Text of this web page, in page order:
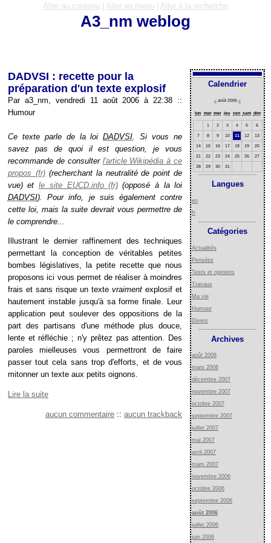
Aller au contenu Aller au menu Aller à la recherche
A3_nm weblog
Calendrier
« août 2006 »
lun mar mer jeu ven sam dim
1 2 3 4 5 6
7 8 9 10 11 12 13
14 15 16 17 18 19 20
21 22 23 24 25 26 27
28 29 30 31
Langues
en
fr
Catégories
Actualités
Pensées
Tests et opinions
Travaux
Ma vie
Humour
Divers
Archives
août 2008
mars 2008
décembre 2007
novembre 2007
octobre 2007
septembre 2007
juillet 2007
mai 2007
avril 2007
mars 2007
novembre 2006
octobre 2006
septembre 2006
août 2006
juillet 2006
juin 2006
DADVSI : recette pour la
préparation d'un texte explosif
Par a3_nm, vendredi 11 août 2006 à 22:38 ::
Humour
Ce texte parle de la loiDADVSI . Si vous ne
savez pas de quoi il est question, je vous
recommande de consulter l'article Wikipédia à ce
propos
(recherchant la neutralité de point de
vue) etle site EUCD.info
(opposé à la loi
DADVSI). Pour info, je suis également contre
cette loi, mais la suite devrait vous permettre de
le comprendre...
Illustrant le dernier raffinement des techniques
permettant la conception de véritables petites
bombes législatives, la petite recette que nous
proposons ici vous permet de réaliser à moindres
frais et sans risque un textevraiment explosif et
hautement instable jusqu'à sa forme finale. Leur
application peut soulever des oppositions de la
part des partisans d'une méthode plus douce,
lente et réfléchie ; n'y prêtez pas attention. Des
paroles mielleuses vous permettront de faire
passer tout cela sans trop d'efforts, et de vous
mitonner un texte aux petits oignons.
Lire la suite
aucun commentaire :: aucun trackback